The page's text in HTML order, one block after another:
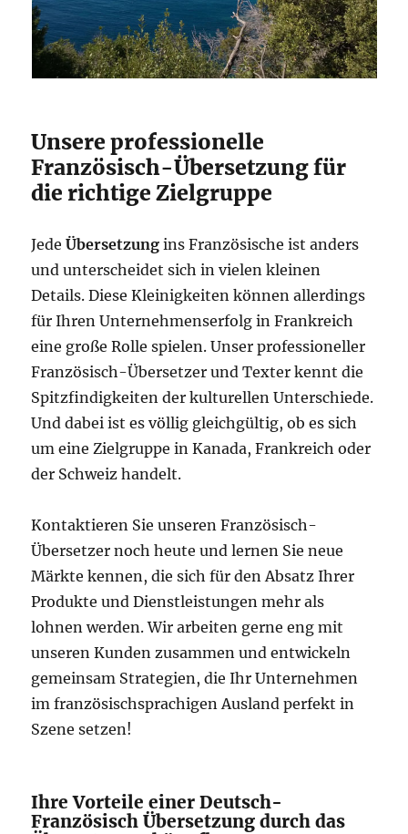
Unsere professionelle
Französisch-Übersetzung für
die richtige Zielgruppe
JedeÜbersetzung ins Französische ist anders
und unterscheidet sich in vielen kleinen
Details. Diese Kleinigkeiten können allerdings
für Ihren Unternehmenserfolg in Frankreich
eine große Rolle spielen. Unser professioneller
Französisch-Übersetzer und Texter kennt die
Spitzfindigkeiten der kulturellen Unterschiede.
Und dabei ist es völlig gleichgültig, ob es sich
um eine Zielgruppe in Kanada, Frankreich oder
der Schweiz handelt.
Kontaktieren Sie unseren Französisch-
Übersetzer noch heute und lernen Sie neue
Märkte kennen, die sich für den Absatz Ihrer
Produkte und Dienstleistungen mehr als
lohnen werden. Wir arbeiten gerne eng mit
unseren Kunden zusammen und entwickeln
gemeinsam Strategien, die Ihr Unternehmen
im französischsprachigen Ausland perfekt in
Szene setzen!
Ihre Vorteile einer Deutsch-
Französisch Übersetzung durch das